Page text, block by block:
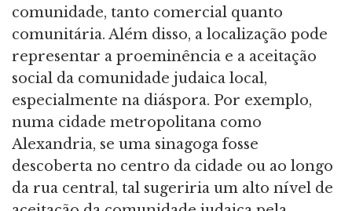
comunidade, tanto comercial quanto
comunitária. Além disso, a localização pode
representar a proeminência e a aceitação
social da comunidade judaica local,
especialmente na diáspora. Por exemplo,
numa cidade metropolitana como
Alexandria, se uma sinagoga fosse
descoberta no centro da cidade ou ao longo
da rua central, tal sugeriria um alto nível de